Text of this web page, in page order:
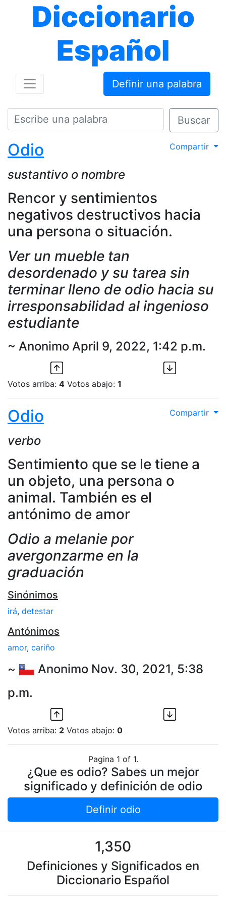
Diccionario
Español
Definir una palabra
Buscar
Compartir
Odio
sustantivo o nombre
Rencor y sentimientos
negativos destructivos hacia
una persona o situación.
Ver un mueble tan
desordenado y su tarea sin
terminar lleno de odio hacia su
irresponsabilidad al ingenioso
estudiante
~ Anonimo April 9, 2022, 1:42 p.m.
Votos arriba: 4 Votos abajo: 1
Compartir
Odio
verbo
Sentimiento que se le tiene a
un objeto, una persona o
animal. También es el
antónimo de amor
Odio a melanie por
avergonzarme en la
graduación
Sinónimos
irá, detestar
Antónimos
amor, cariño
~
Anonimo Nov. 30, 2021, 5:38
p.m.
Votos arriba: 2 Votos abajo: 0
Pagina 1 of 1.
¿Que es odio? Sabes un mejor
significado y definición de odio
Definir odio
1,350
Definiciones y Significados en
Diccionario Español